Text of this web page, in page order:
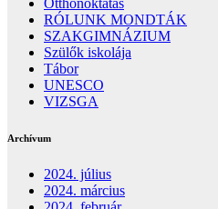
Otthonoktatás
RÓLUNK MONDTÁK
SZAKGIMNÁZIUM
Szülők iskolája
Tábor
UNESCO
VIZSGA
Archívum
2024. július
2024. március